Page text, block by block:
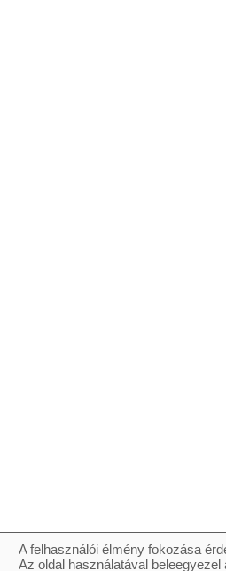
A felhasználói élmény fokozása
Az oldal használatával